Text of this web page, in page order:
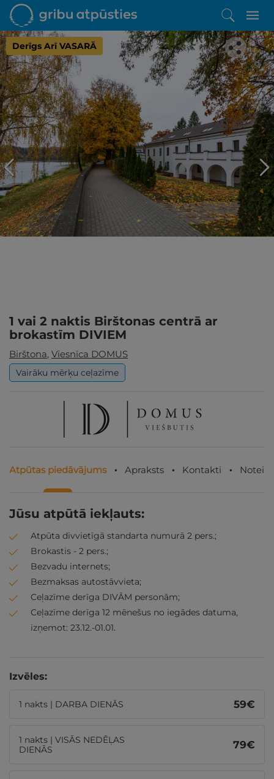
Derīgs Arī VASARĀ
Iepatikās šis piedāvājums?
Līdz brīnišķīgai atpūtai atlikuši tikai daži soļi
PĒRKU
1 vai 2 naktis Birštonas centrā ar
brokastīm DIVIEM
Birštona, Viesnīca DOMUS
Vairāku mērķu ceļazīme
Atpūtas piedāvājums Apraksts Kontakti
Jūsu atpūtā iekļauts:
Atpūta divvietīgā standarta numurā 2 pers.;
Brokastis - 2 pers.;
Bezvadu internets;
Bezmaksas autostāvvieta;
Ceļazīme derīga DIVĀM personām;
Ceļazīme derīga 12 mēnešus no iegādes datuma,
izņemot: 23.12.-01.01.
Izvēles:
1 nakts | DARBA DIENĀS 59€
1 nakts | VISĀS NEDĒĻAS
DIENĀS
79€